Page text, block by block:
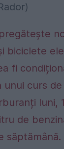
biciclete
fi
unui curs
luni,
de
săptămână.